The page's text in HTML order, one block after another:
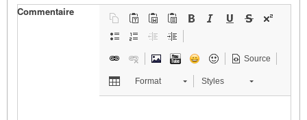
Commentaire
Source
Format Styles